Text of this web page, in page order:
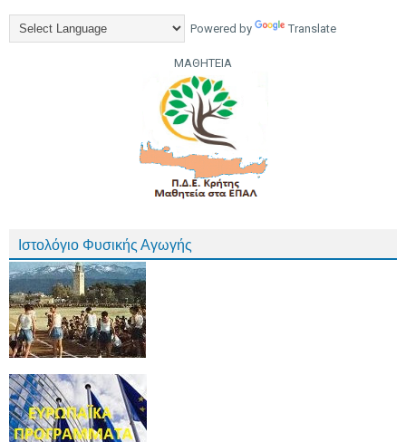
Powered by Translate
ΜΑΘΗΤΕΙΑ
Ιστολόγιο Φυσικής Αγωγής